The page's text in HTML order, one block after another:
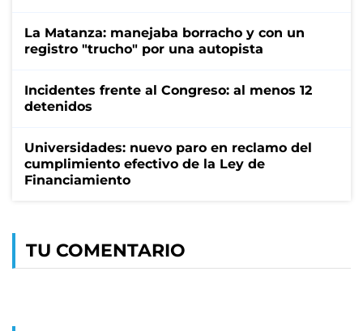
La Matanza: manejaba borracho y con un
registro "trucho" por una autopista
Incidentes frente al Congreso: al menos 12
detenidos
Universidades: nuevo paro en reclamo del
cumplimiento efectivo de la Ley de
Financiamiento
TU COMENTARIO